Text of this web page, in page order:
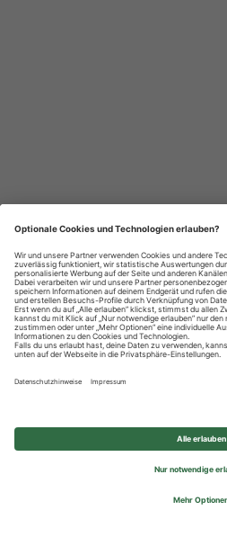
Privatsphäre-
© 2026 REWE Group -